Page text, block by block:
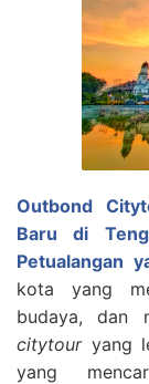
Outbond
Baru di
Petualangan
kota yang
budaya, dan
citytouryang
yang